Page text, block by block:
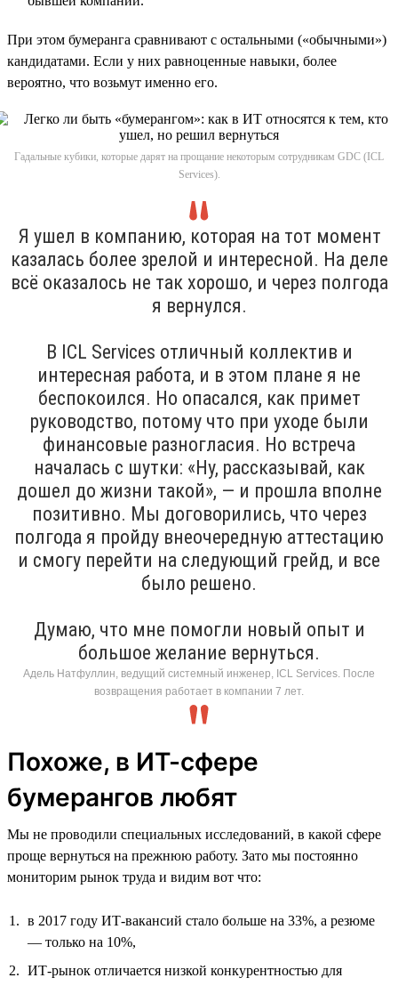
При этом бумеранга сравнивают с остальными («обычными»)
кандидатами. Если у них равноценные навыки, более
вероятно, что возьмут именно его.
Гадальные кубики, которые дарят на прощание некоторым сотрудникам GDC (ICL
Services).
Я ушел в компанию, которая на тот момент
казалась более зрелой и интересной. На деле
всё оказалось не так хорошо, и через полгода
я вернулся.
В ICL Services отличный коллектив и
интересная работа, и в этом плане я не
беспокоился. Но опасался, как примет
руководство, потому что при уходе были
финансовые разногласия. Но встреча
началась с шутки: «Ну, рассказывай, как
дошел до жизни такой», — и прошла вполне
позитивно. Мы договорились, что через
полгода я пройду внеочередную аттестацию
и смогу перейти на следующий грейд, и все
было решено.
Думаю, что мне помогли новый опыт и
большое желание вернуться.
Адель Натфуллин, ведущий системный инженер, ICL Services. После
возвращения работает в компании 7 лет.
Похоже, в ИТ-сфере
бумерангов любят
Мы не проводили специальных исследований, в какой сфере
проще вернуться на прежнюю работу. Зато мы постоянно
мониторим рынок труда и видим вот что:
в 2017 году ИТ-вакансий стало больше на 33%, а резюме
— только на 10%,
ИТ-рынок отличается низкой конкурентностью для